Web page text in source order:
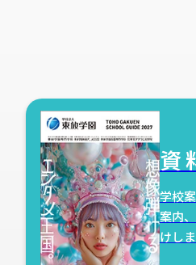
資
学校
案内
けしま